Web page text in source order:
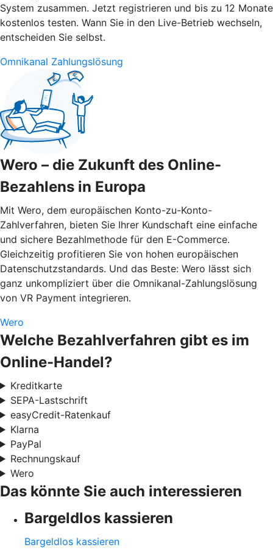
System zusammen. Jetzt registrieren und bis zu 12 Monate
kostenlos testen. Wann Sie in den Live-Betrieb wechseln,
entscheiden Sie selbst.
Omnikanal Zahlungslösung
Wero – die Zukunft des Online-
Bezahlens in Europa
Mit Wero, dem europäischen Konto-zu-Konto-
Zahlverfahren, bieten Sie Ihrer Kundschaft eine einfache
und sichere Bezahlmethode für den E-Commerce.
Gleichzeitig profitieren Sie von hohen europäischen
Datenschutzstandards. Und das Beste: Wero lässt sich
ganz unkompliziert über die Omnikanal-Zahlungslösung
von VR Payment integrieren.
Wero
Welche Bezahlverfahren gibt es im
Online-Handel?
Kreditkarte
SEPA-Lastschrift
easyCredit-Ratenkauf
Klarna
PayPal
Rechnungskauf
Wero
Das könnte Sie auch interessieren
Bargeldlos kassieren
Bargeldlos kassieren